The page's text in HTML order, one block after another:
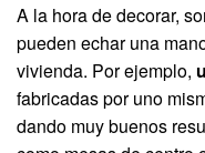
A la hora de decorar,
pueden echar una
vivienda. Por ejemplo,
fabricadas por uno
dando muy buenos